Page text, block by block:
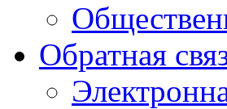
Обратная